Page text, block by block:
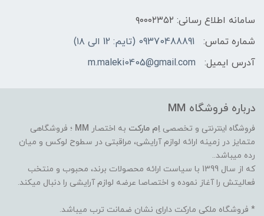
سامانه اطلاع رسانی: ۹۰۰۰۲۳۵۲
شماره تماس:
09370488891 (تایم: 12 الی ۱۸)
آدرس ایمیل:
m.maleki0405@gmail.com
درباره فروشگاه MM
فروشگاه اینترنتی و تخصصی اِم مارکت به اختصار MM ؛ فروشگاهی
متمایز در زمینه ارائه لوازم آرایشی، مراقبتی در سطوح لوکس و میان
رده میباشد..
که از سال 1399 با سیاست ارائه محصولات برند، محبوب و منتخب
فعالیتش را آغاز نموده و اختصاصا عرضه لوازم آرایشی را دنبال میکند.
* فروشگاه ملکی مارکت دارای نشان ضمانت ترب میباشد.